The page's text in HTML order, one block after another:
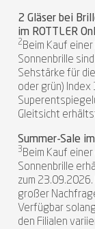
2 Gläser bei
im ROTTLER
2 Beim Kauf
Sonnenbrille
Sehstärke für
oder grün) Index
Gleitsicht
Summer-Sale
3 Beim Kauf
Sonnenbrille
zum 23.09.2026.
großer
Verfügbar
den Filialen